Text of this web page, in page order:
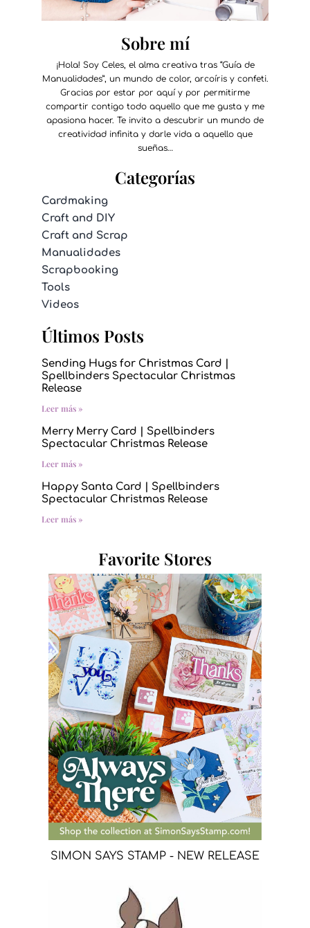
Sobre mí
¡Hola! Soy Celes, el alma creativa tras “Guía de
Manualidades”, un mundo de color, arcoíris y confeti.
Gracias por estar por aquí y por permitirme
compartir contigo todo aquello que me gusta y me
apasiona hacer. Te invito a descubrir un mundo de
creatividad infinita y darle vida a aquello que
sueñas…
Categorías
Cardmaking
Craft and DIY
Craft and Scrap
Manualidades
Scrapbooking
Tools
Videos
Últimos Posts
Sending Hugs for Christmas Card |
Spellbinders Spectacular Christmas
Release
Leer más »
Merry Merry Card | Spellbinders
Spectacular Christmas Release
Leer más »
Happy Santa Card | Spellbinders
Spectacular Christmas Release
Leer más »
Favorite Stores
SIMON SAYS STAMP - NEW RELEASE